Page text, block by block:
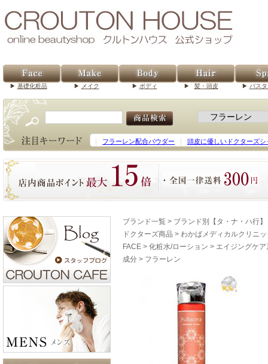
基礎化粧品 メイク ボディ 髪・頭皮 バス
フラーレン配合パウダー 頭皮に優しいドクターズシ
ブランド一覧 > ブランド別【タ・ナ・ハ行】
ドクターズ商品 > わかばメディカルクリニ
FACE > 化粧水/ローション > エイジングケア
成分 > フラーレン